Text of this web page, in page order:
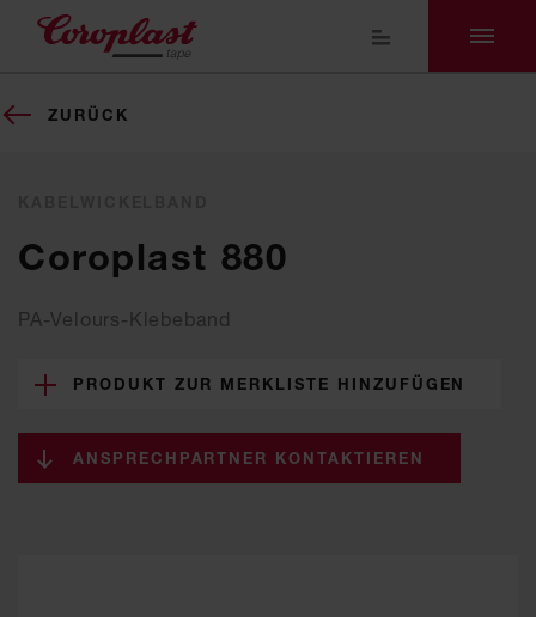
ZURÜCK
Coroplast 880
PA-Velours-Klebeband
PRODUKT ZUR MERKLISTE HINZUFÜGEN
ANSPRECHPARTNER KONTAKTIEREN